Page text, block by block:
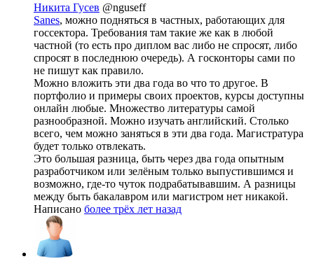
Никита Гусев @nguseff
Sanes, можно подняться в частных, работающих для
госсектора. Требования там такие же как в любой
частной (то есть про диплом вас либо не спросят, либо
спросят в последнюю очередь). А госконторы сами по
не пишут как правило.
Можно вложить эти два года во что то другое. В
портфолио и примеры своих проектов, курсы доступны
онлайн любые. Множество литературы самой
разнообразной. Можно изучать английский. Столько
всего, чем можно заняться в эти два года. Магистратура
будет только отвлекать.
Это большая разница, быть через два года опытным
разработчиком или зелёным только выпустившимся и
возможно, где-то чуток подрабатывавшим. А разницы
между быть бакалавром или магистром нет никакой.
Написано более трёх лет назад